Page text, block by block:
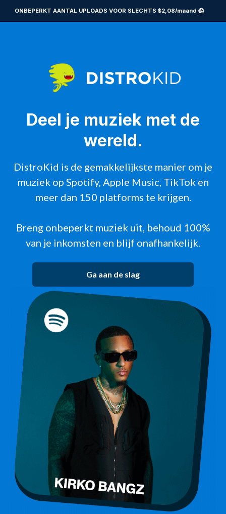
ONBEPERKT AANTAL UPLOADS VOOR SLECHTS $2,08/maand 😱
Deel je muziek met de
wereld.
DistroKid is de gemakkelijkste manier om je
muziek op Spotify, Apple Music, TikTok en
meer dan 150 platforms te krijgen.
Breng onbeperkt muziek uit, behoud 100%
van je inkomsten en blijf onafhankelijk.
Ga aan de slag